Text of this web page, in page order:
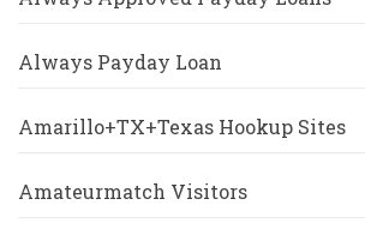
Always Payday Loan
Amarillo+TX+Texas Hookup Sites
Amateurmatch Visitors